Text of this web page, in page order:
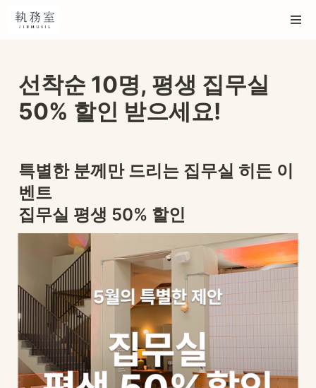
선착순 10명, 평생 집무실
50% 할인 받으세요!
특별한 분께만 드리는 집무실 히든 이
벤트
집무실 평생 50% 할인